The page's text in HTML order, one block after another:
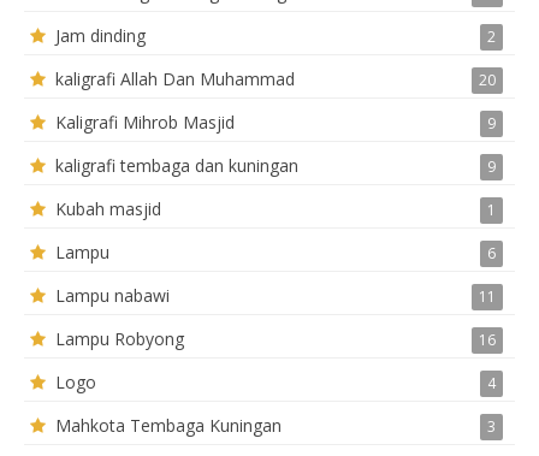
Jam dinding 2
kaligrafi Allah Dan Muhammad 20
Kaligrafi Mihrob Masjid 9
kaligrafi tembaga dan kuningan 9
Kubah masjid 1
Lampu 6
Lampu nabawi 11
Lampu Robyong 16
Logo 4
Mahkota Tembaga Kuningan 3